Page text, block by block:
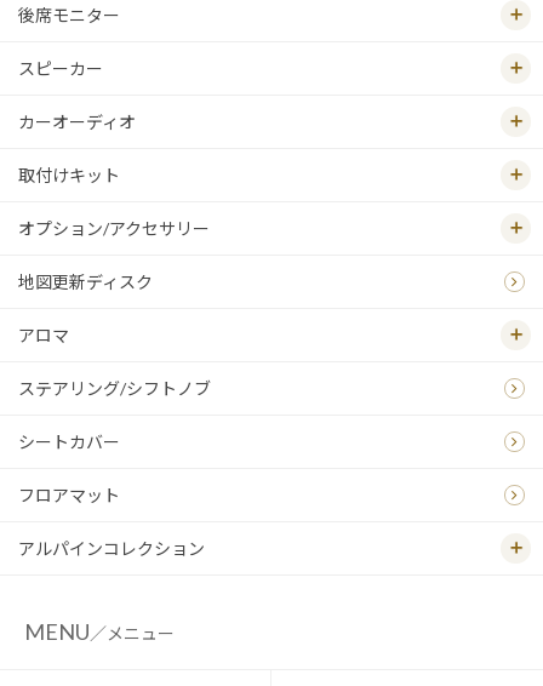
後席モニター
スピーカー
カーオーディオ
取付けキット
オプション/アクセサリー
地図更新ディスク
アロマ
ステアリング/シフトノブ
シートカバー
フロアマット
アルパインコレクション
MENU／メニュー